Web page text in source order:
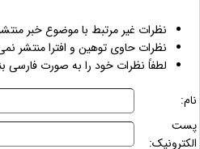
نظرات غیر مرتبط با موضوع خبر
نظرات حاوی توهین و افترا منتشر
لطفاً نظرات خود را به صورت فارسی
نام:
پست
الکترونیک: